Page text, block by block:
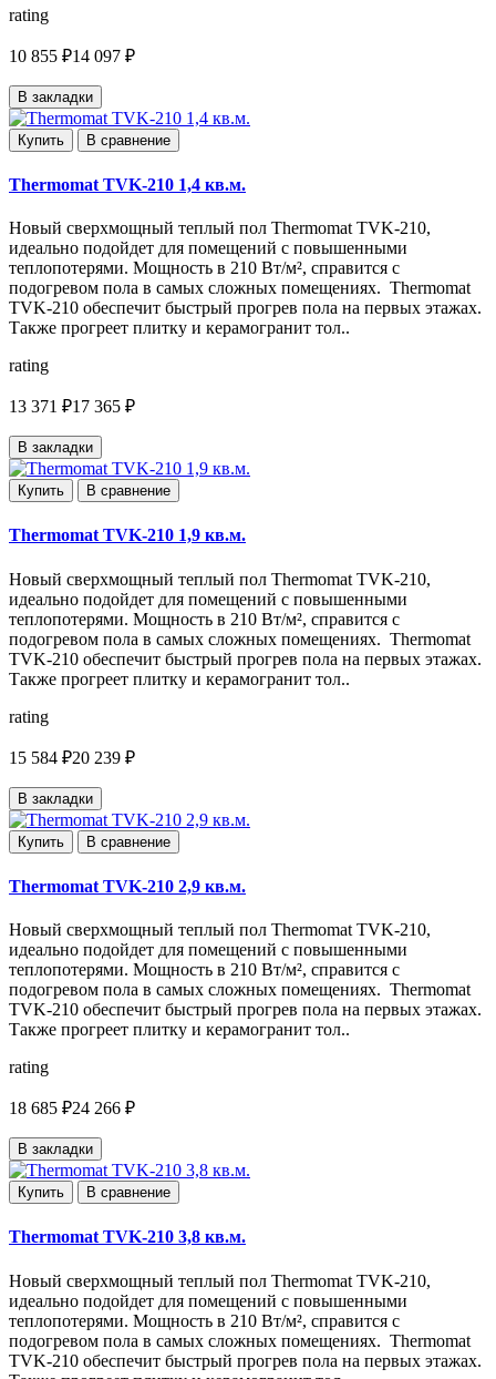
rating
10 855 ₽14 097 ₽
В закладки
Купить В сравнение
Thermomat TVK-210 1,4 кв.м.
Новый сверхмощный теплый пол Thermomat TVK-210,
идеально подойдет для помещений с повышенными
теплопотерями. Мощность в 210 Вт/м², справится с
подогревом пола в самых сложных помещениях. Thermomat
TVK-210 обеспечит быстрый прогрев пола на первых этажах.
Также прогреет плитку и керамогранит тол..
rating
13 371 ₽17 365 ₽
В закладки
Купить В сравнение
Thermomat TVK-210 1,9 кв.м.
Новый сверхмощный теплый пол Thermomat TVK-210,
идеально подойдет для помещений с повышенными
теплопотерями. Мощность в 210 Вт/м², справится с
подогревом пола в самых сложных помещениях. Thermomat
TVK-210 обеспечит быстрый прогрев пола на первых этажах.
Также прогреет плитку и керамогранит тол..
rating
15 584 ₽20 239 ₽
В закладки
Купить В сравнение
Thermomat TVK-210 2,9 кв.м.
Новый сверхмощный теплый пол Thermomat TVK-210,
идеально подойдет для помещений с повышенными
теплопотерями. Мощность в 210 Вт/м², справится с
подогревом пола в самых сложных помещениях. Thermomat
TVK-210 обеспечит быстрый прогрев пола на первых этажах.
Также прогреет плитку и керамогранит тол..
rating
18 685 ₽24 266 ₽
В закладки
Купить В сравнение
Thermomat TVK-210 3,8 кв.м.
Новый сверхмощный теплый пол Thermomat TVK-210,
идеально подойдет для помещений с повышенными
теплопотерями. Мощность в 210 Вт/м², справится с
подогревом пола в самых сложных помещениях. Thermomat
TVK-210 обеспечит быстрый прогрев пола на первых этажах.